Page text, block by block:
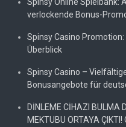
Spinsy Online Spielbank:
verlockende Bonus-
Spinsy Casino
Überblick
Spinsy Casino –
Bonusangebote für
DİNLEME CİHAZI BULMA
MEKTUBU ORTAYA